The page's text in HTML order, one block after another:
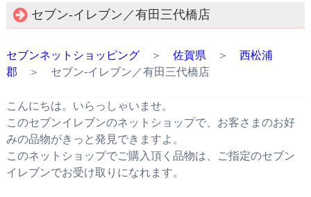
セブン‐イレブン／有田三代橋店
セブンネットショッピング＞ 佐賀県 ＞ 西松浦
郡 ＞ セブン‐イレブン／有田三代橋店
こんにちは。いらっしゃいませ。
このセブンイレブンのネットショップで、お客さまのお好
みの品物がきっと発見できますよ。
このネットショップでご購入頂く品物は、ご指定のセブン
イレブンでお受け取りになれます。